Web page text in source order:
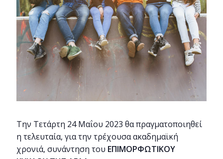
Την Τετάρτη 24 Μαΐου 2023 θα πραγματοποιηθεί
η τελευταία, για την τρέχουσα ακαδημαϊκή
χρονιά, συνάντηση του ΕΠΙΜΟΡΦΩΤΙΚΟΥ